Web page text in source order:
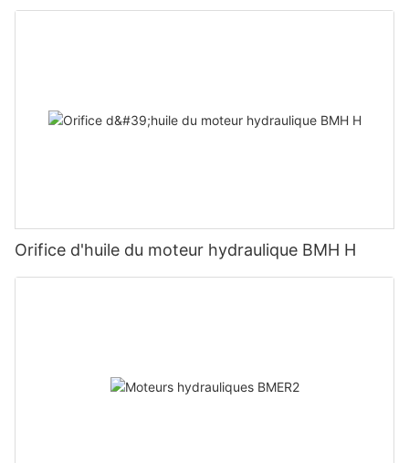
Orifice d'huile du moteur hydraulique BMH H